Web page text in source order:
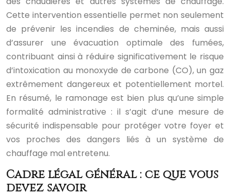
Cette intervention essentielle permet non seulement
de prévenir les incendies de cheminée, mais aussi
d’assurer une évacuation optimale des fumées,
contribuant ainsi à réduire significativement le risque
d’intoxication au monoxyde de carbone (CO), un gaz
extrêmement dangereux et potentiellement mortel.
En résumé, le ramonage est bien plus qu’une simple
formalité administrative : il s’agit d’une mesure de
sécurité indispensable pour protéger votre foyer et
vos proches des dangers liés à un système de
chauffage mal entretenu.
Cadre légal général : ce que vous
devez savoir